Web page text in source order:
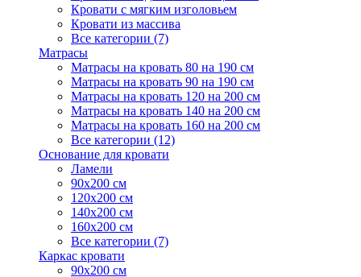
Кровати с мягким изголовьем
Кровати из массива
Все категории (7)
Матрасы
Матрасы на кровать 80 на 190 см
Матрасы на кровать 90 на 190 см
Матрасы на кровать 120 на 200 см
Матрасы на кровать 140 на 200 см
Матрасы на кровать 160 на 200 см
Все категории (12)
Основание для кровати
Ламели
90х200 см
120х200 см
140х200 см
160х200 см
Все категории (7)
Каркас кровати
90х200 см